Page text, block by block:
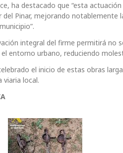
ha destacado que “esta
Pinar, mejorando notablemente
integral del firme permitirá no
entorno urbano, reduciendo
el inicio de estas obras
local.